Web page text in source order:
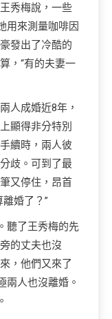
秀梅說，一些
用來測量咖啡因
發出了冷酷的
，“有的夫妻一
人成婚近8年，
顯得非分特別
續時，兩人彼
歧。可到了最
又停住，昂首
婚了？”
聽了王秀梅的先
的丈夫也沒
，他們又來了
兩人也沒離婚。